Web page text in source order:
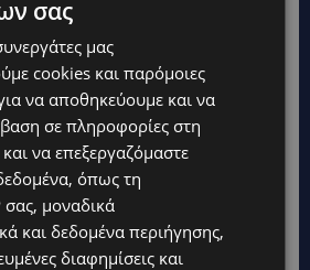
σας
μας
cookies και παρόμοιες
να αποθηκεύουμε και να
σε πληροφορίες στη
να επεξεργαζόμαστε
όπως τη
σας, μοναδικά
και δεδομένα περιήγησης,
διαφημίσεις και